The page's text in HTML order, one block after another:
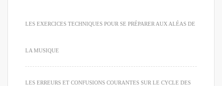
LES EXERCICES TECHNIQUES POUR SE PRÉPARER AUX ALÉAS DE
LA MUSIQUE
LES ERREURS ET CONFUSIONS COURANTES SUR LE CYCLE DES